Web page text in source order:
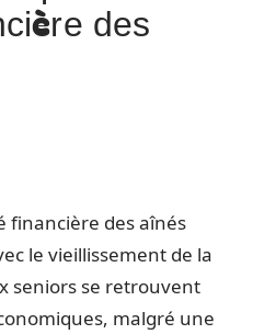
des
financière des aînés
le vieillissement de la
seniors se retrouvent
malgré une